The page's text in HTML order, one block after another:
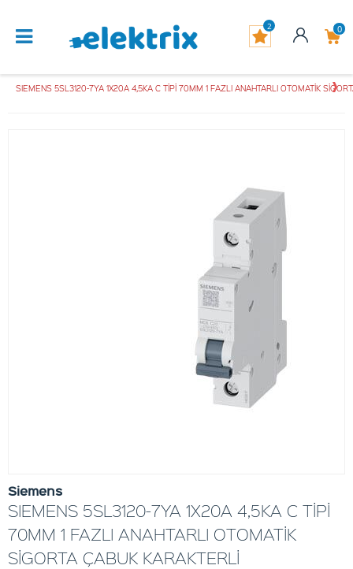
0
2
SIEMENS 5SL3120-7YA 1X20A 4,5KA C TİPİ 70MM 1 FAZLI ANAHTARLI OTOMATİK
Siemens
SIEMENS 5SL3120-7YA 1X20A 4,5KA C TİPİ
70MM 1 FAZLI ANAHTARLI OTOMATİK
SİGORTA ÇABUK KARAKTERLİ